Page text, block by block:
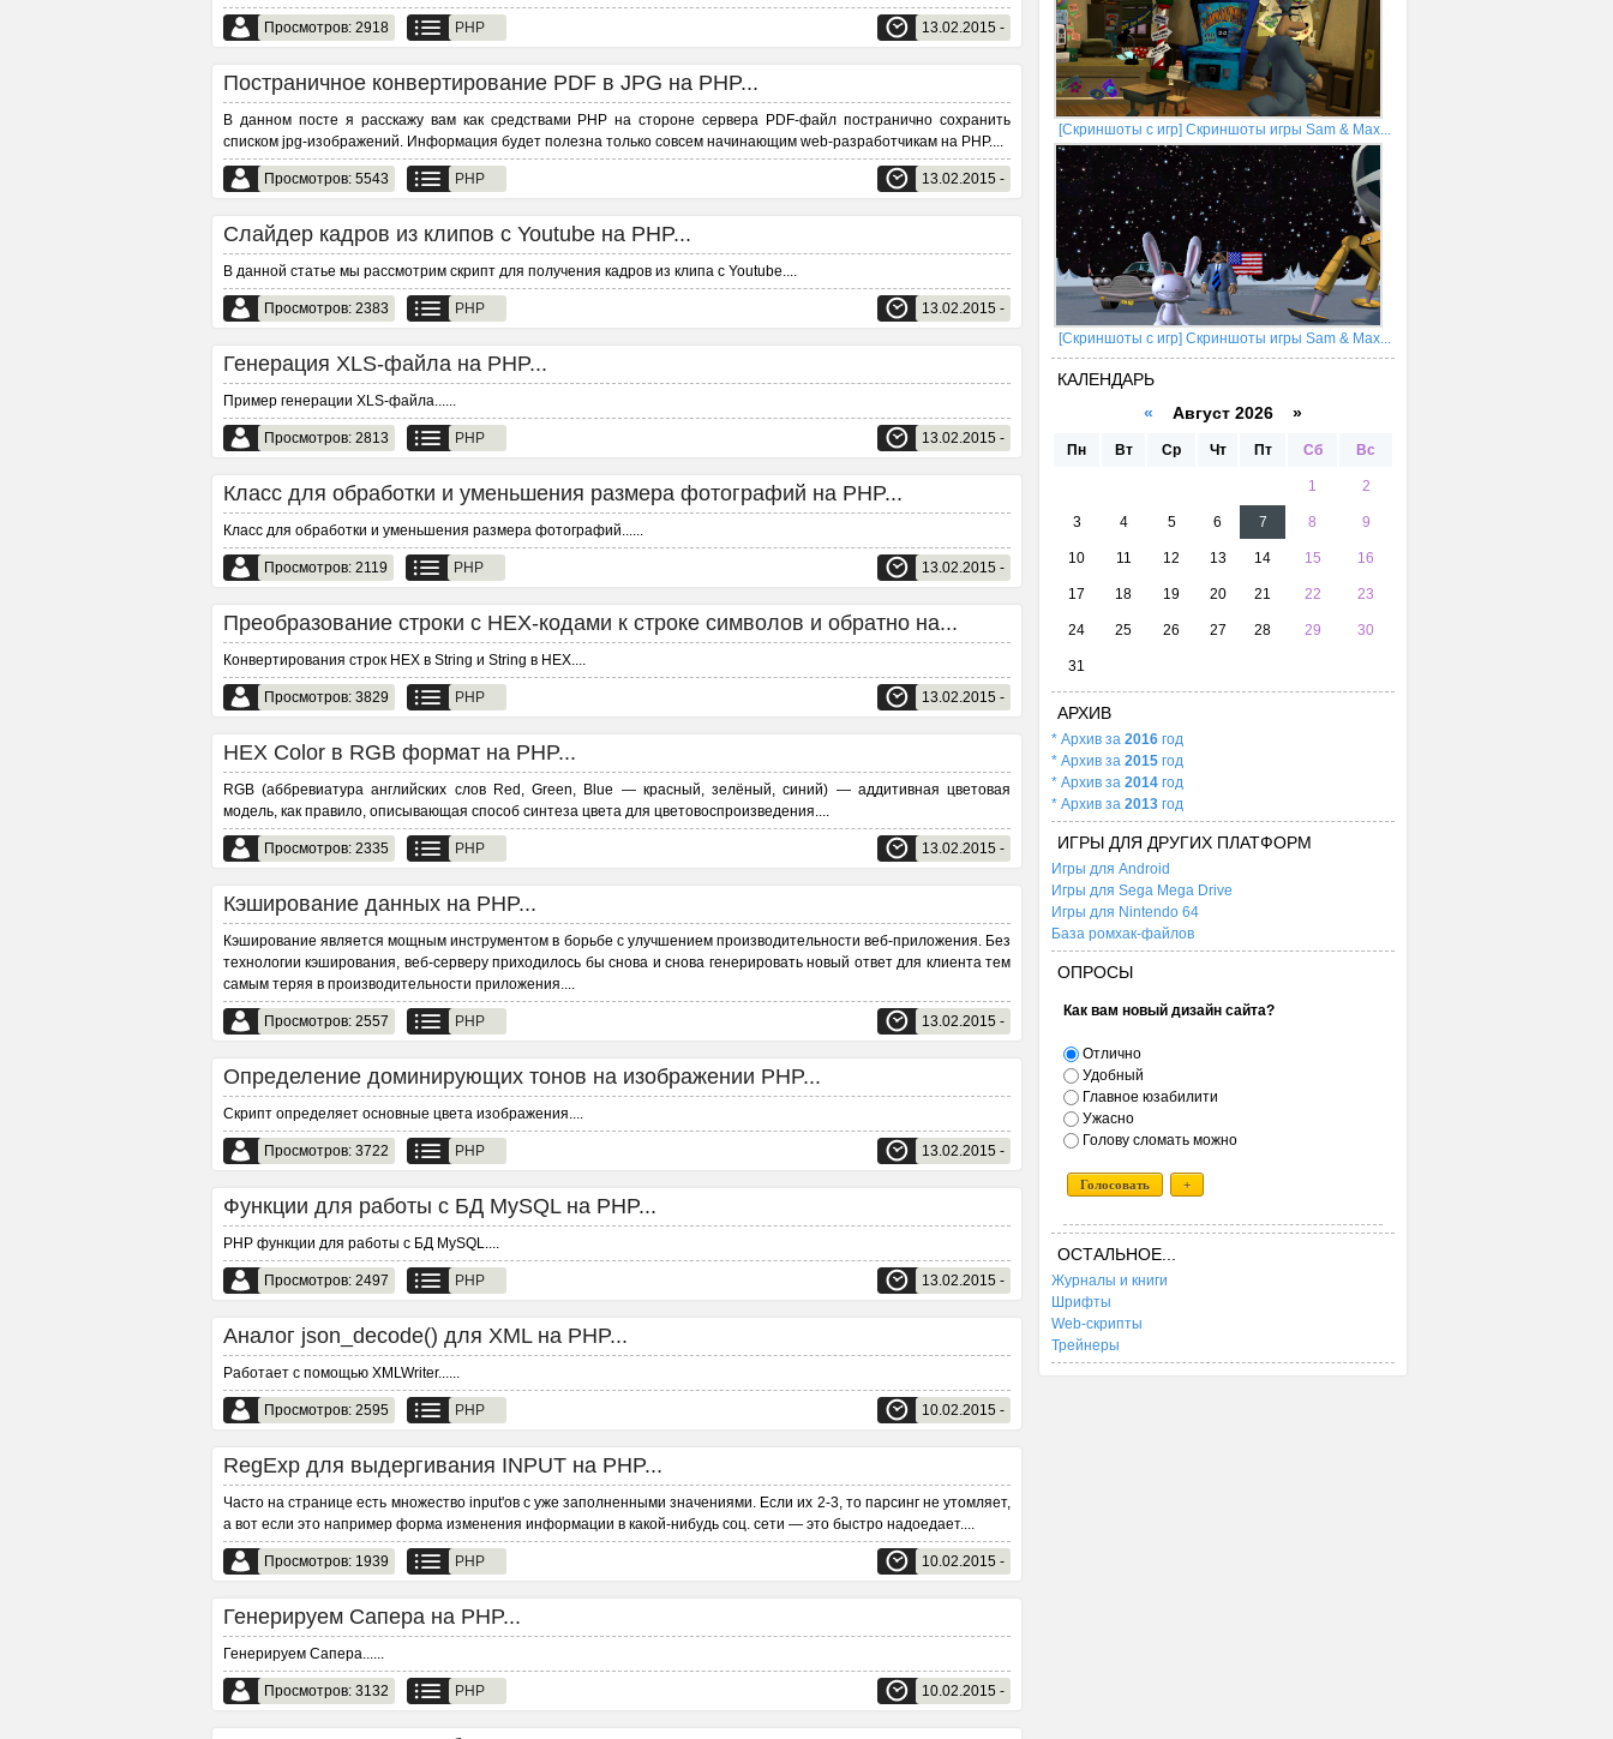
Просмотров: 2918 PHP 13.02.2015 -
Постраничное конвертирование PDF в JPG на PHP...
В данном посте я расскажу вам как средствами PHP на стороне сервера PDF-файл постранично сохранить
списком jpg-изображений. Информация будет полезна только совсем начинающим web-разработчикам на PHP....
Просмотров: 5543 PHP 13.02.2015 -
Слайдер кадров из клипов с Youtube на PHP...
В данной статье мы рассмотрим скрипт для получения кадров из клипа с Youtube....
Просмотров: 2383 PHP 13.02.2015 -
Генерация XLS-файла на PHP...
Пример генерации XLS-файла......
Просмотров: 2813 PHP 13.02.2015 -
Класс для обработки и уменьшения размера фотографий на PHP...
Класс для обработки и уменьшения размера фотографий......
Просмотров: 2119 PHP 13.02.2015 -
Преобразование строки с HEX-кодами к строке символов и обратно на...
Конвертирования строк HEX в String и String в HEX....
Просмотров: 3829 PHP 13.02.2015 -
HEX Color в RGB формат на PHP...
RGB (аббревиатура английских слов Red, Green, Blue — красный, зелёный, синий) — аддитивная цветовая
модель, как правило, описывающая способ синтеза цвета для цветовоспроизведения....
Просмотров: 2335 PHP 13.02.2015 -
Кэширование данных на PHP...
Кэширование является мощным инструментом в борьбе с улучшением производительности веб-приложения. Без
технологии кэширования, веб-серверу приходилось бы снова и снова генерировать новый ответ для клиента тем
самым теряя в производительности приложения....
Просмотров: 2557 PHP 13.02.2015 -
Определение доминирующих тонов на изображении PHP...
Скрипт определяет основные цвета изображения....
Просмотров: 3722 PHP 13.02.2015 -
Функции для работы с БД MySQL на PHP...
PHP функции для работы с БД MySQL....
Просмотров: 2497 PHP 13.02.2015 -
Аналог json_decode() для XML на PHP...
Работает с помощью XMLWriter......
Просмотров: 2595 PHP 10.02.2015 -
RegExp для выдергивания INPUT на PHP...
Часто на странице есть множество input'ов с уже заполненными значениями. Если их 2-3, то парсинг не утомляет,
а вот если это например форма изменения информации в какой-нибудь соц. сети — это быстро надоедает....
Просмотров: 1939 PHP 10.02.2015 -
Генерируем Сапера на PHP...
Генерируем Сапера......
Просмотров: 3132 PHP 10.02.2015 -
[Скриншоты с игр] Скриншоты игры Sam & Max...
[Скриншоты с игр] Скриншоты игры Sam & Max...
КАЛЕНДАРЬ
« Август 2026 »
Пн Вт Ср Чт Пт Сб Вс
1 2
3 4 5 6 7 8 9
10 11 12 13 14 15 16
17 18 19 20 21 22 23
24 25 26 27 28 29 30
31
АРХИВ
* Архив за 2016 год
* Архив за 2015 год
* Архив за 2014 год
* Архив за 2013 год
ИГРЫ ДЛЯ ДРУГИХ ПЛАТФОРМ
Игры для Android
Игры для Sega Mega Drive
Игры для Nintendo 64
База ромхак-файлов
ОПРОСЫ
Как вам новый дизайн сайта?
Отлично
Удобный
Главное юзабилити
Ужасно
Голову сломать можно
Голосовать +
ОСТАЛЬНОЕ...
Журналы и книги
Шрифты
Web-скрипты
Трейнеры